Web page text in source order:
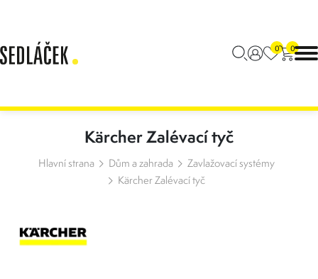
0 0
Kärcher Zalévací tyč
Hlavní strana Dům a zahrada
Zavlažovací systémy
Kärcher Zalévací tyč